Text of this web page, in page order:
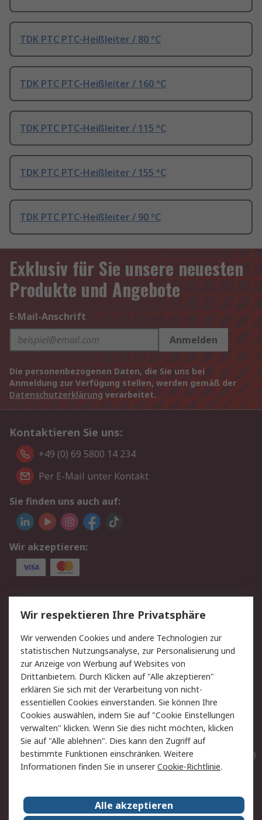
TDK PTC PTC-Heißleiter / 80 °C
TDK PTC PTC-Heißleiter / 160 °C
TDK PTC PTC-Heißleiter / 115 °C
TDK PTC PTC-Heißleiter / 155 °C
TDK PTC PTC-Heißleiter / 90 °C
Exklusiv für Sie unsere neuesten
Produkte und Angebote
E-Mail-Anschrift
Anmelden
Die personenbezogenen Daten, die Sie uns bei
Anmeldung zur Verfügung stellen, werden gemäß der
Datenschutzerklärung verarbeitet.
Kontaktieren Sie uns:
+49 (0) 69 5800 14 234
Per E-Mail unter Kontakt
Sie finden uns auch auf:
Wir akzeptieren:
Service
Value Added Services
Lieferlösungen
Rücksendungen
Kontakt
Hilfe
Privatkunden
Rechtliches
AGB
Datenschutz
Cookie-Richtlinie
Zahlungsbedingungen
Copyright/Impressum
Entsorgung
Elektrogeräte/Batterien
RS weltweit
Wir respektieren Ihre Privatsphäre
Wir verwenden Cookies und andere Technologien zur
statistischen Nutzungsanalyse, zur Personalisierung und
zur Anzeige von Werbung auf Websites von
Drittanbietern. Durch Klicken auf "Alle akzeptieren"
erklären Sie sich mit der Verarbeitung von nicht-
essentiellen Cookies einverstanden. Sie können Ihre
Cookies auswählen, indem Sie auf "Cookie Einstellungen
verwalten" klicken. Wenn Sie dies nicht möchten, klicken
Sie auf "Alle ablehnen". Dies kann den Zugriff auf
bestimmte Funktionen einschränken. Weitere
Informationen finden Sie in unsererCookie-Richtlinie.
Alle akzeptieren